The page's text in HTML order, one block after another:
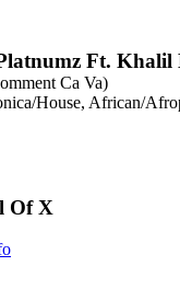
Ft. Khalil
Ca Va)
House, African/
Of X